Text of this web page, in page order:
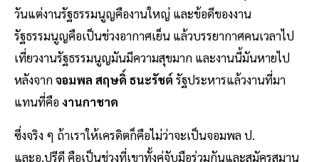
วันแต่งานรัฐธรรมนูญคืองานใหญ่ และข้อดีของงาน
รัฐธรรมนูญคือเป็นช่วงอากาศเย็น แล้วบรรยากาศคนเวลาไป
เที่ยวงานรัฐธรรมนูญมันมีความสุขมาก และงานนี้มันหายไป
หลังจากจอมพล สฤษดิ์ ธนะรัชต์ รัฐประหารแล้วงานที่มา
แทนที่คืองานกาชาด
ซึ่งจริง ๆ ถ้าเราให้เครดิตก็คือไม่ว่าจะเป็นจอมพล ป.
และอ.ปรีดี คือเป็นช่วงที่เขาทั้งคู่จับมือร่วมกันและสมัครสมาน